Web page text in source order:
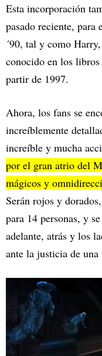
Esta incorporación
pasado reciente, para
´90, tal y como
conocido en los
partir de 1997.
Ahora, los fans se
increíblemente
increíble y mucha
por el gran atrio del
mágicos y
Serán rojos y
para 14 personas, y
adelante, atrás y los
ante la justicia de